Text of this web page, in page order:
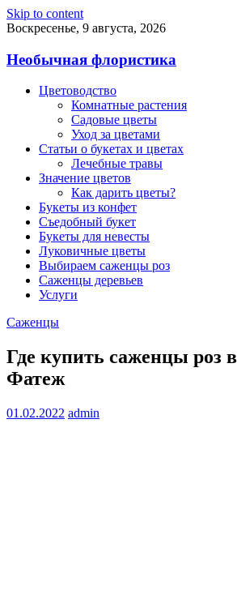
Skip to content
Воскресенье, 9 августа, 2026
Необычная флористика
Цветоводство
Комнатные растения
Садовые цветы
Уход за цветами
Статьи о букетах и цветах
Лечебные травы
Значение цветов
Как дарить цветы?
Букеты из конфет
Съедобный букет
Букеты для невесты
Луковичные цветы
Выбираем саженцы роз
Саженцы деревьев
Услуги
Саженцы
Где купить саженцы роз в
Фатеж
01.02.2022 admin